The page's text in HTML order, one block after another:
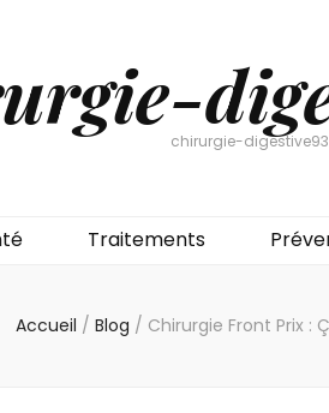
chirurgie-
Traitements
Accueil / Blog / Chirurgie Front Prix :